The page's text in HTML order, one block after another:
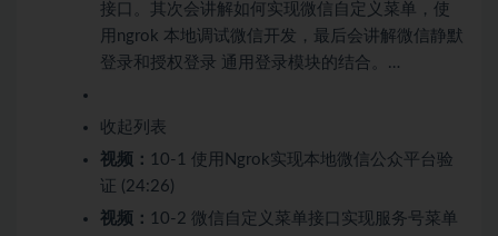
接口。其次会讲解如何实现微信自定义菜单，使
用ngrok 本地调试微信开发，最后会讲解微信静默
登录和授权登录 通用登录模块的结合。…
收起列表
视频： 10-1 使用Ngrok实现本地微信公众平台验
证 (24:26)
视频： 10-2 微信自定义菜单接口实现服务号菜单